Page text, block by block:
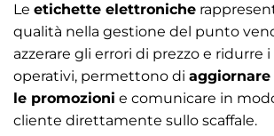
Le etichette elettroniche
qualità nella gestione del punto
azzerare gli errori di prezzo e ridurre
operativi, permettono di
le promozioni e comunicare in
cliente direttamente sullo scaffale.